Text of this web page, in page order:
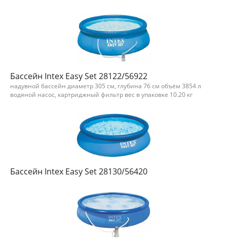
Бассейн Intex Easy Set 28122/56922
надувной бассейн диаметр 305 см, глубина 76 см объём 3854 л
водяной насос, картриджный фильтр вес в упаковке 10.20 кг
Бассейн Intex Easy Set 28130/56420